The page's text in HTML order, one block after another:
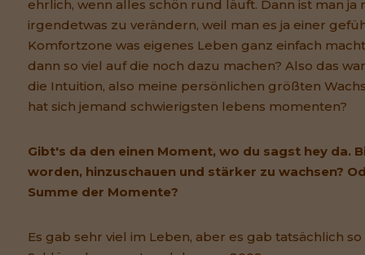
ehrlich, wenn alles schön rund läuft. Dann ist man ja
irgendetwas zu verändern, weil man es ja einer
Komfortzone was eigenes Leben ganz einfach
dann so viel auf die noch dazu machen? Also das
die Intuition, also meine persönlichen größten
hat sich jemand schwierigsten lebens momenten?
Gibt's da den einen Moment, wo du sagst hey da.
worden, hinzuschauen und stärker zu wachsen?
Summe der Momente?
Es gab sehr viel im Leben, aber es gab tatsächlich